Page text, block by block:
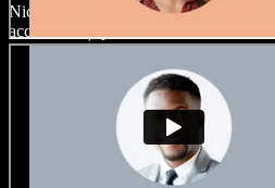
Niciun proiect nu trebuie să sune la
accente AI și personalizează-le exact